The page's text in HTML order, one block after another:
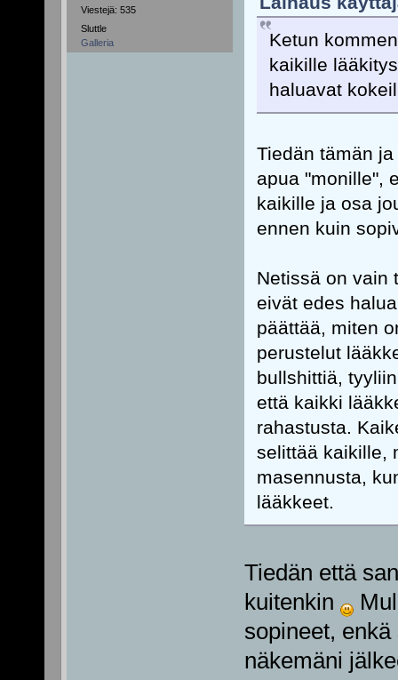
Viestejä: 535
Sluttle
Galleria
Ketun
kaikille
haluavat
Tiedän tämän
apua "monille",
kaikille ja osa
ennen kuin
Netissä on vain
eivät edes
päättää, miten
perustelut
bullshittiä,
että kaikki
rahastusta.
selittää kaikille,
masennusta,
lääkkeet.
Tiedän että
kuitenkin
sopineet,
näkemäni